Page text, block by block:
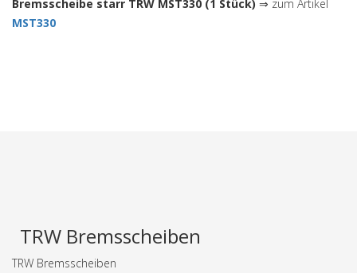
Bremsscheibe starr TRW MST330 (1 Stück) ⇒ zum Artikel
MST330
TRW Bremsscheiben
TRW Bremsscheiben